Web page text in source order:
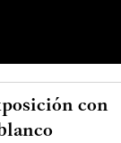
con